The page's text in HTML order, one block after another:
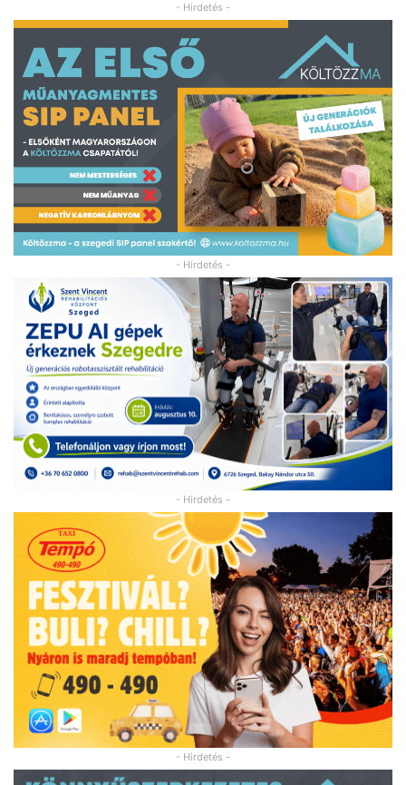
- Hirdetés -
- Hirdetés -
- Hirdetés -
- Hirdetés -